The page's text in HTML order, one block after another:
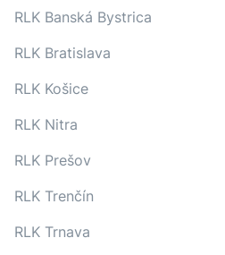
RLK Banská Bystrica
RLK Bratislava
RLK Košice
RLK Nitra
RLK Prešov
RLK Trenčín
RLK Trnava